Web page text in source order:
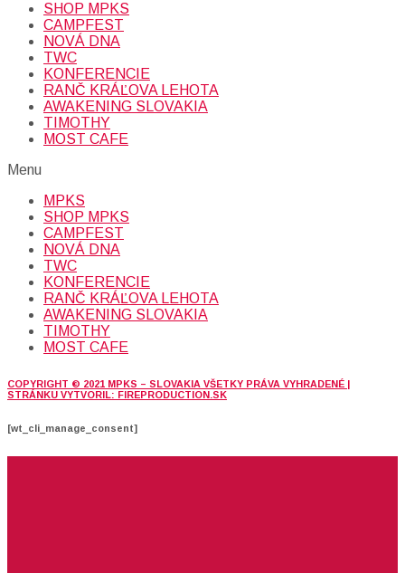
SHOP MPKS
CAMPFEST
NOVÁ DNA
TWC
KONFERENCIE
RANČ KRÁĽOVA LEHOTA
AWAKENING SLOVAKIA
TIMOTHY
MOST CAFE
Menu
MPKS
SHOP MPKS
CAMPFEST
NOVÁ DNA
TWC
KONFERENCIE
RANČ KRÁĽOVA LEHOTA
AWAKENING SLOVAKIA
TIMOTHY
MOST CAFE
COPYRIGHT © 2021 MPKS – SLOVAKIA VŠETKY PRÁVA VYHRADENÉ |
STRÁNKU VYTVORIL: FIREPRODUCTION.SK
[wt_cli_manage_consent]